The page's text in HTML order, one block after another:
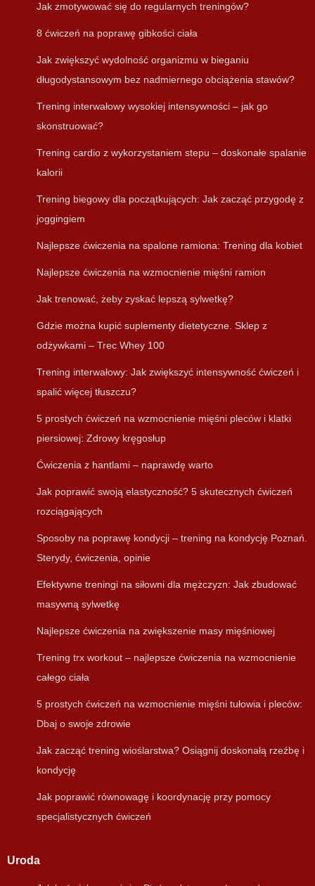
Jak zmotywować się do regularnych treningów?
8 ćwiczeń na poprawę gibkości ciała
Jak zwiększyć wydolność organizmu w bieganiu
długodystansowym bez nadmiernego obciążenia stawów?
Trening interwałowy wysokiej intensywności – jak go
skonstruować?
Trening cardio z wykorzystaniem stepu – doskonałe spalanie
kalorii
Trening biegowy dla początkujących: Jak zacząć przygodę z
joggingiem
Najlepsze ćwiczenia na spalone ramiona: Trening dla kobiet
Najlepsze ćwiczenia na wzmocnienie mięśni ramion
Jak trenować, żeby zyskać lepszą sylwetkę?
Gdzie można kupić suplementy dietetyczne. Sklep z
odżywkami – Trec Whey 100
Trening interwałowy: Jak zwiększyć intensywność ćwiczeń i
spalić więcej tłuszczu?
5 prostych ćwiczeń na wzmocnienie mięśni pleców i klatki
piersiowej: Zdrowy kręgosłup
Ćwiczenia z hantlami – naprawdę warto
Jak poprawić swoją elastyczność? 5 skutecznych ćwiczeń
rozciągających
Sposoby na poprawę kondycji – trening na kondycję Poznań.
Sterydy, ćwiczenia, opinie
Efektywne treningi na siłowni dla mężczyzn: Jak zbudować
masywną sylwetkę
Najlepsze ćwiczenia na zwiększenie masy mięśniowej
Trening trx workout – najlepsze ćwiczenia na wzmocnienie
całego ciała
5 prostych ćwiczeń na wzmocnienie mięśni tułowia i pleców:
Dbaj o swoje zdrowie
Jak zacząć trening wioślarstwa? Osiągnij doskonałą rzeźbę i
kondycję
Jak poprawić równowagę i koordynację przy pomocy
specjalistycznych ćwiczeń
Uroda